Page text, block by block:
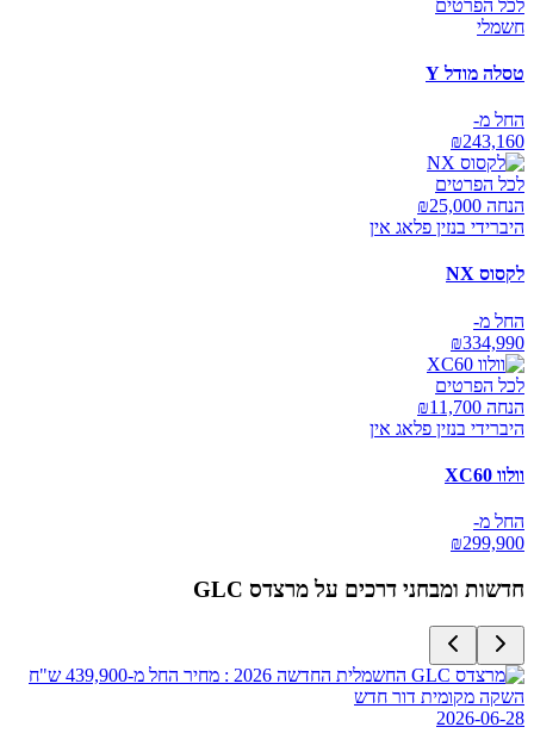
לכל הפרטים
חשמלי
טסלה מודל Y
החל מ-
₪243,160
לכל הפרטים
הנחה ₪ 25,000
היברידי בנזין פלאג אין
לקסוס NX
החל מ-
₪334,990
לכל הפרטים
הנחה ₪ 11,700
היברידי בנזין פלאג אין
וולוו XC60
החל מ-
₪299,900
חדשות ומבחני דרכים על מרצדס GLC
השקה מקומית דור חדש
2026-06-28